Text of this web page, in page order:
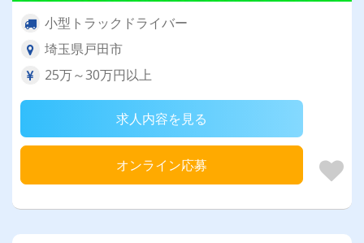
小型トラックドライバー
埼玉県戸田市
25万～30万円以上
求人内容を見る
オンライン応募